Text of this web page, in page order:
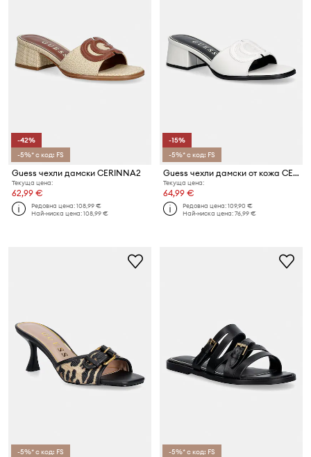
-42%
-5%* с код: FS
Guess чехли дамски CERINNA2
Текуща цена:
62,99 €
Редовна цена:108,99 €
Най-ниска цена:108,99 €
-15%
-5%* с код: FS
Guess чехли дамски от кожа CERINNA
Текуща цена:
64,99 €
Редовна цена:109,90 €
Най-ниска цена:76,99 €
-5%* с код: FS -5%* с код: FS